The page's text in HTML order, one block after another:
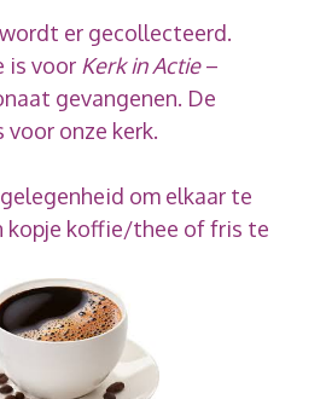
er gecollecteerd.
is voor Kerk in Actie–
gevangenen. De
onze kerk.
om elkaar te
kopje koffie/thee of fris te